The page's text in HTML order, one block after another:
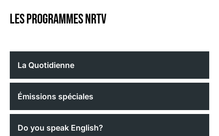
Les programmes nrtv
La Quotidienne
Émissions spéciales
Do you speak English?